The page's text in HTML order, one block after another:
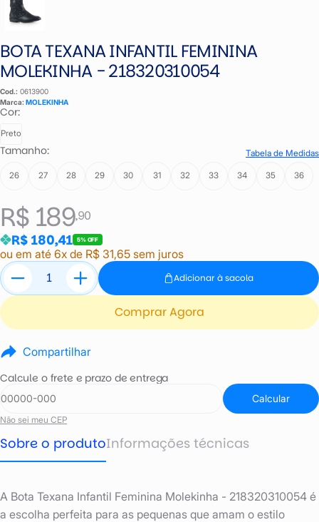
BOTA TEXANA INFANTIL FEMININA
MOLEKINHA - 218320310054
Cod.: 0613900
Marca: MOLEKINHA
R$ 189,90
R$ 180,41 5% OFF
ou em até 6x de R$ 31,65 sem juros
Cor:
Preto
Tamanho: Tabela de Medidas
26 27 28 29 30 31 32 33 34 35 36
Adicionar à sacola
Comprar Agora
Compartilhar
Calcule o frete e prazo de entrega
Calcular
Não sei meu CEP
Sobre o produtoInformações técnicas
A Bota Texana Infantil Feminina Molekinha - 218320310054 é
a escolha perfeita para as pequenas que amam o estilo